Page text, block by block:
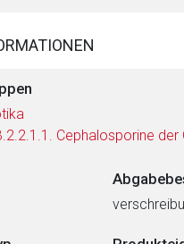
Cephalosporine der